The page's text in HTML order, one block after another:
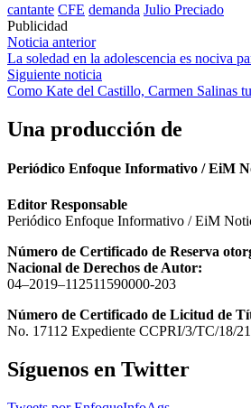
cantante CFE demanda Julio Preciado
Publicidad
Navegación
de
entradas
Noticia anterior
La soledad en la adolescencia es nociva
Siguiente noticia
Como Kate del Castillo, Carmen Salinas
Una producción de
Periódico Enfoque Informativo / EiM
Editor Responsable
Periódico Enfoque Informativo / EiM
Número de Certificado de Reserva
Nacional de Derechos de Autor:
04–2019–112511590000-203
Número de Certificado de Licitud de
No. 17112 Expediente CCPRI/3/TC/18/
Síguenos en Twitter